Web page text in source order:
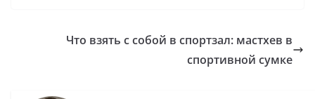
Что взять с собой в спортзал: мастхев в
спортивной сумке